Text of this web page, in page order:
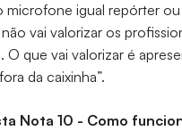
microfone igual repórter
vai valorizar os
O que vai valorizar é
da caixinha”.
Nota 10 - Como